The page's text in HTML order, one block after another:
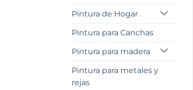
Pintura de Hogar
Pintura para Canchas
Pintura para madera
Pintura para metales y
rejas